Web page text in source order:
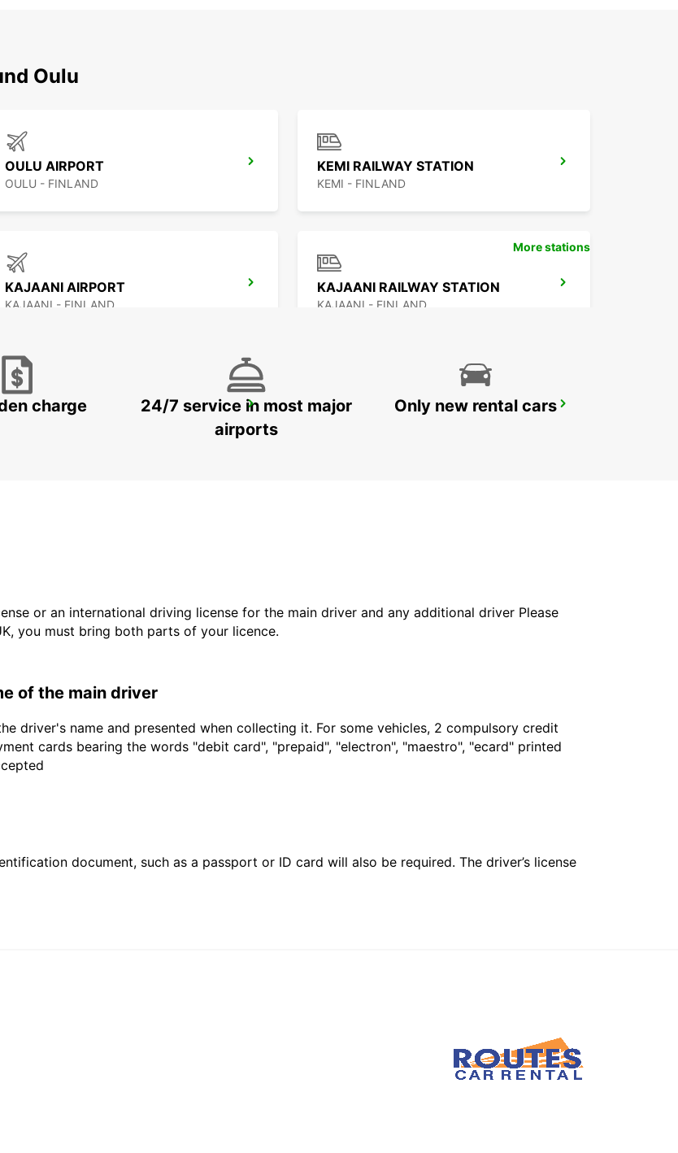
Oulu
OULU AIRPORT
OULU - FINLAND
KEMI RAILWAY STATION
KEMI - FINLAND
KAJAANI AIRPORT
KAJAANI - FINLAND
KAJAANI RAILWAY STATION
KAJAANI - FINLAND
LULEA TRAIN STATION LULEA AIRPORT
More stations
charge
24/7 service in most major
airports
Only new rental cars
or an international driving license for the main driver and any additional driver Please
you must bring both parts of your licence.
of the main driver
driver's name and presented when collecting it. For some vehicles, 2 compulsory credit
cards bearing the words "debit card", "prepaid", "electron", "maestro", "ecard" printed
document, such as a passport or ID card will also be required. The driver’s license